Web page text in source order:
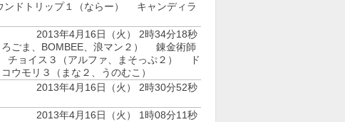
ドトリップ１（ならー） キャンディラ
2013年4月16日（火） 2時34分18秒
ごま、BOMBEE、浪マン２） 錬金術師
チョイス３（アルファ、まそっぷ２） ド
モリ３（まな２、うのむこ）
2013年4月16日（火） 2時30分52秒
2013年4月16日（火） 1時08分11秒